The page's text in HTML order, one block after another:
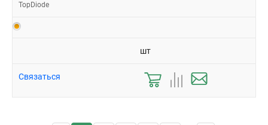
TopDiode
шт
Связаться